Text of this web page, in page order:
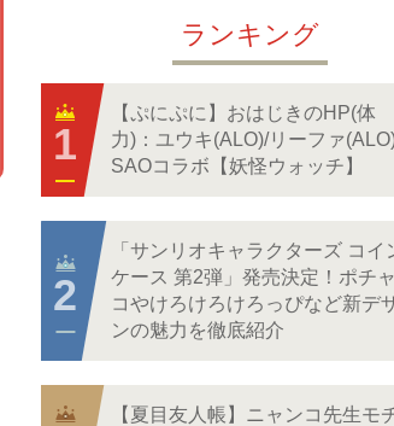
ランキング
【ぷにぷに】おはじきのHP(体
力)：ユウキ(ALO)/リーファ(ALO)
SAOコラボ【妖怪ウォッチ】
「サンリオキャラクターズ コイ
ケース 第2弾」発売決定！ポチ
コやけろけろけろっぴなど新デ
ンの魅力を徹底紹介
【夏目友人帳】ニャンコ先生モ